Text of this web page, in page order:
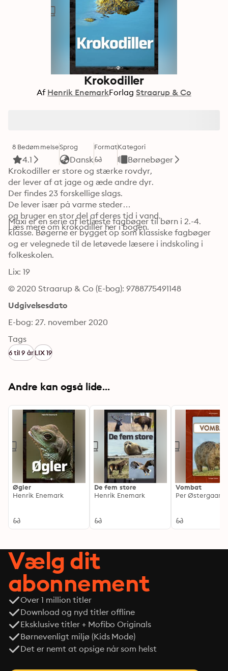
Krokodiller
Af Henrik EnemarkForlag Straarup & Co
8 Bedømmelse
4.1
Sprog
Dansk
FormatKategori
Børnebøger
Krokodiller er store og stærke rovdyr,
der lever af at jage og æde andre dyr.
Der findes 23 forskellige slags.
De lever især på varme steder
og bruger en stor del af deres tid i vand.
Læs mere om krokodiller her i bogen.
Maxi er en serie af letlæste fagbøger til børn i 2.-4.
klasse. Bøgerne er bygget op som klassiske fagbøger
og er velegnede til de letøvede læsere i indskoling i
folkeskolen.
Lix: 19
© 2020 Straarup & Co (E-bog): 9788775491148
Udgivelsesdato
E-bog: 27. november 2020
Tags
6 til 9 årLIX 19
Andre kan også lide...
Øgler
Henrik Enemark
De fem store
Henrik Enemark
Vombat
Per Østergaard
Vælg dit
abonnement
Over 1 million titler
Download og nyd titler offline
Eksklusive titler + Mofibo Originals
Børnevenligt miljø (Kids Mode)
Det er nemt at opsige når som helst